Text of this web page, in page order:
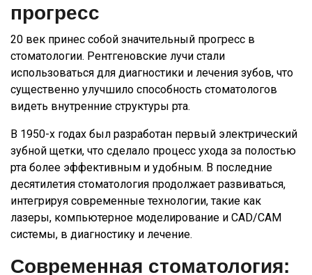
прогресс
20 век принес собой значительный прогресс в
стоматологии. Рентгеновские лучи стали
использоваться для диагностики и лечения зубов, что
существенно улучшило способность стоматологов
видеть внутренние структуры рта.
В 1950-х годах был разработан первый электрический
зубной щетки, что сделало процесс ухода за полостью
рта более эффективным и удобным. В последние
десятилетия стоматология продолжает развиваться,
интегрируя современные технологии, такие как
лазеры, компьютерное моделирование и CAD/CAM
системы, в диагностику и лечение.
Современная стоматология: